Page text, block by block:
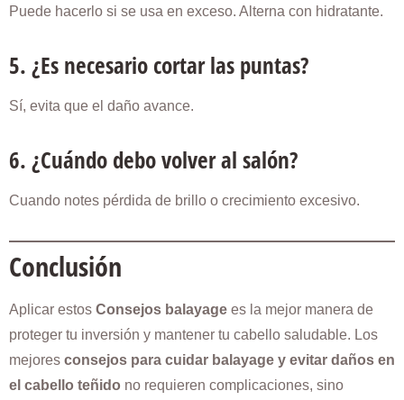
Puede hacerlo si se usa en exceso. Alterna con hidratante.
5. ¿Es necesario cortar las puntas?
Sí, evita que el daño avance.
6. ¿Cuándo debo volver al salón?
Cuando notes pérdida de brillo o crecimiento excesivo.
Conclusión
Aplicar estos Consejos balayage es la mejor manera de
proteger tu inversión y mantener tu cabello saludable. Los
mejores consejos para cuidar balayage y evitar daños en
el cabello teñido no requieren complicaciones, sino